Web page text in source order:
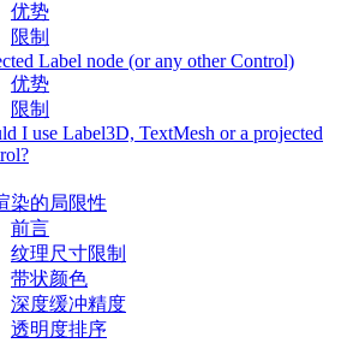
优势
限制
Label node (or any other Control)
优势
限制
I use Label3D, TextMesh or a projected
染的局限性
前言
纹理尺寸限制
带状颜色
深度缓冲精度
透明度排序